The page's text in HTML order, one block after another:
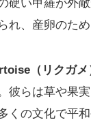
硬い甲羅が外
れ、産卵のた
（リクガメ
彼らは草や果
の文化で平